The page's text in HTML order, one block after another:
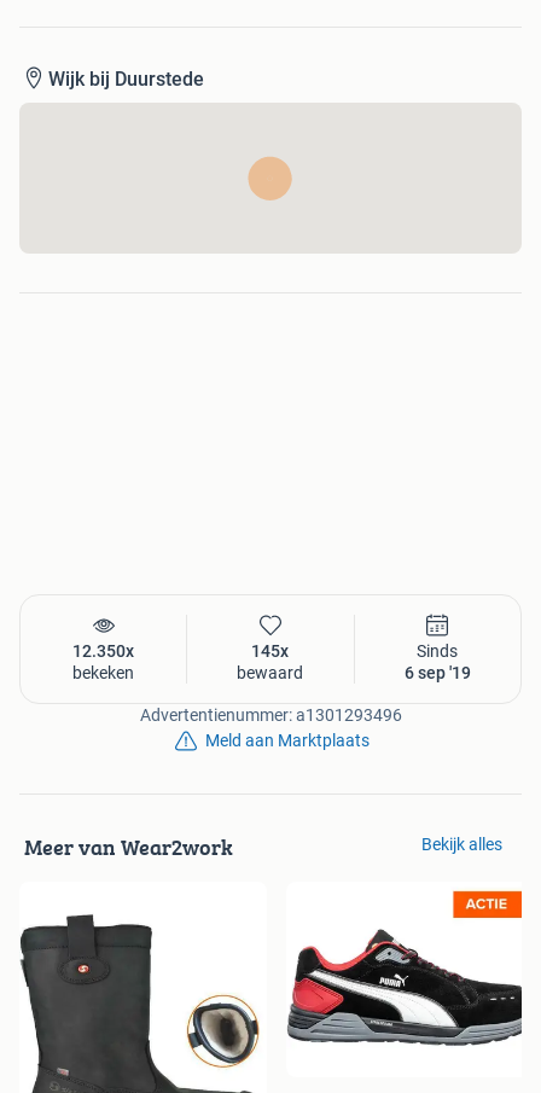
Wijk bij Duurstede
12.350x
bekeken
145x
bewaard
Sinds
6 sep '19
Advertentienummer: a1301293496
Meld aan Marktplaats
Meer van Wear2work Bekijk alles